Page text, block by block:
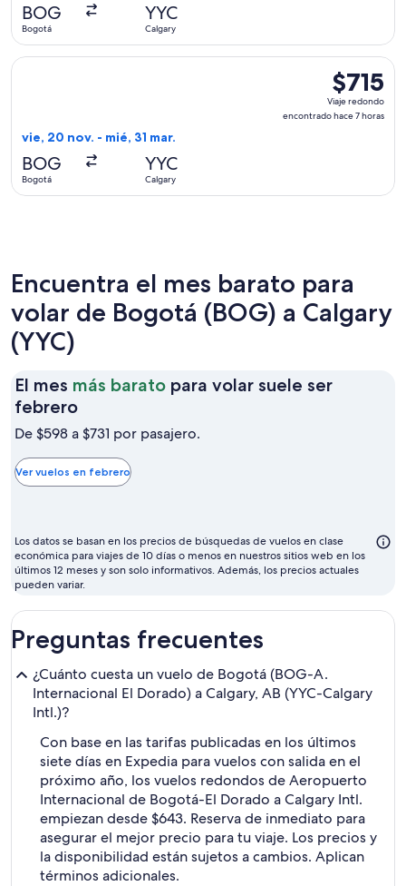
BOG
Bogotá
YYC
Calgary
$715
Viaje
redondo,
$715
Viaje redondo
encontrado hace 7 horas
vie, 20 nov. - mié, 31 mar.
BOG
Bogotá
YYC
Calgary
Seleccionar vuelo de Aeromexico, con salida el vie, 20
Encuentra el mes barato para
volar de Bogotá (BOG) a Calgary
(YYC)
El mes más barato para volar suele ser
febreroEl
mes
barato
para
suele
ser
febrero
De $598 a $731 por pasajero.
Ver vuelos en febrero
Los datos se basan en los precios de búsquedas de vuelos en clase
económica para viajes de 10 días o menos en nuestros sitios web en los
últimos 12 meses y son solo informativos. Además, los precios actuales
pueden variar.
Preguntas frecuentes
¿Cuánto cuesta un vuelo de Bogotá (BOG-A.
Internacional El Dorado) a Calgary, AB (YYC-Calgary
Intl.)?
Con base en las tarifas publicadas en los últimos
siete días en Expedia para vuelos con salida en el
próximo año, los vuelos redondos de Aeropuerto
Internacional de Bogotá-El Dorado a Calgary Intl.
empiezan desde $643. Reserva de inmediato para
asegurar el mejor precio para tu viaje. Los precios y
la disponibilidad están sujetos a cambios. Aplican
términos adicionales.